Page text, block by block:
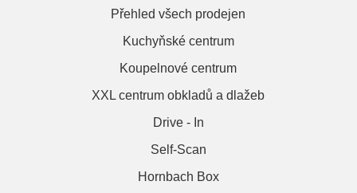
Přehled všech prodejen
Kuchyňské centrum
Koupelnové centrum
XXL centrum obkladů a dlažeb
Drive - In
Self-Scan
Hornbach Box